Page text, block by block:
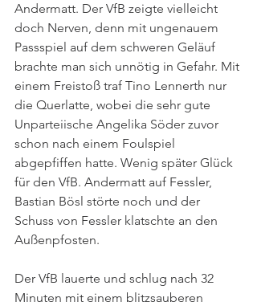
Andermatt. Der VfB zeigte vielleicht
doch Nerven, denn mit ungenauem
Passspiel auf dem schweren Geläuf
brachte man sich unnötig in Gefahr. Mit
einem Freistoß traf Tino Lennerth nur
die Querlatte, wobei die sehr gute
Unparteiische Angelika Söder zuvor
schon nach einem Foulspiel
abgepfiffen hatte. Wenig später Glück
für den VfB. Andermatt auf Fessler,
Bastian Bösl störte noch und der
Schuss von Fessler klatschte an den
Außenpfosten.
Der VfB lauerte und schlug nach 32
Minuten mit einem blitzsauberen